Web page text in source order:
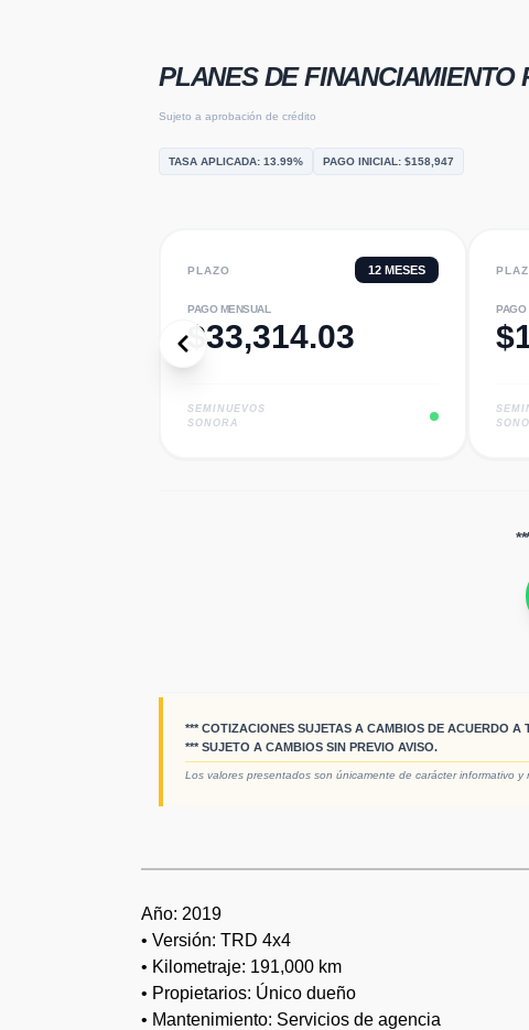
PLANES DE FINANCIAMIENTO
Sujeto a aprobación de crédito
TASA APLICADA: 13.99% PAGO INICIAL: $158,947
PLAZO 12 MESES
PAGO MENSUAL
$33,314.03
SEMINUEVOS
SONORA
PAGO
$
*** COTIZACIONES SUJETAS A CAMBIOS DE ACUERDO A
*** SUJETO A CAMBIOS SIN PREVIO AVISO.
Los valores presentados son únicamente de carácter informativo
Año: 2019
• Versión: TRD 4x4
• Kilometraje: 191,000 km
• Propietarios: Único dueño
• Mantenimiento: Servicios de agencia